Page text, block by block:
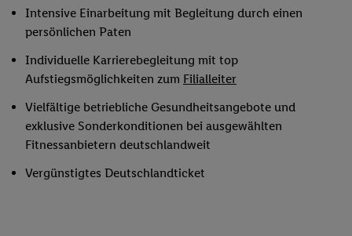
Intensive Einarbeitung mit Begleitung durch einen
persönlichen Paten
Individuelle Karrierebegleitung mit top
Aufstiegsmöglichkeiten zum Filialleiter
Vielfältige betriebliche Gesundheitsangebote und
exklusive Sonderkonditionen bei ausgewählten
Fitnessanbietern deutschlandweit
Vergünstigtes Deutschlandticket